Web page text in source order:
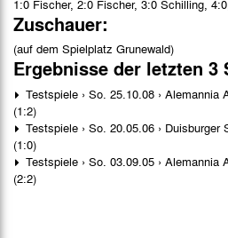
1:0 Fischer, 2:0 Fischer, 3:0 Schilling,
Zuschauer:
(auf dem Spielplatz Grunewald)
Ergebnisse der letzten 3
Testspiele › So. 25.10.08 › Alemannia
(1:2)
Testspiele › So. 20.05.06 ›
(1:0)
Testspiele › So. 03.09.05 › Alemannia
(2:2)